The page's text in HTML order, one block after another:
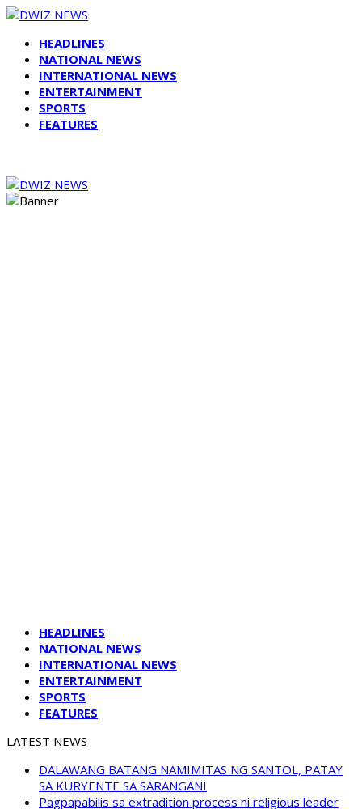
HEADLINES
NATIONAL NEWS
INTERNATIONAL NEWS
ENTERTAINMENT
SPORTS
FEATURES
HEADLINES
NATIONAL NEWS
INTERNATIONAL NEWS
ENTERTAINMENT
SPORTS
FEATURES
LATEST NEWS
DALAWANG BATANG NAMIMITAS NG SANTOL, PATAY
SA KURYENTE SA SARANGANI
Pagpapabilis sa extradition process ni religious leader